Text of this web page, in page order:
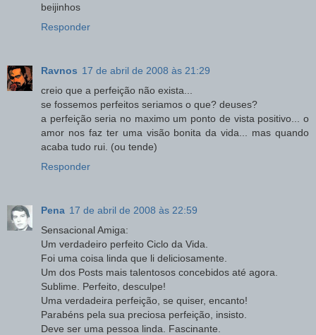
beijinhos
Responder
Ravnos 17 de abril de 2008 às 21:29
creio que a perfeição não exista...
se fossemos perfeitos seriamos o que? deuses?
a perfeição seria no maximo um ponto de vista positivo... o
amor nos faz ter uma visão bonita da vida... mas quando
acaba tudo rui. (ou tende)
Responder
Pena 17 de abril de 2008 às 22:59
Sensacional Amiga:
Um verdadeiro perfeito Ciclo da Vida.
Foi uma coisa linda que li deliciosamente.
Um dos Posts mais talentosos concebidos até agora.
Sublime. Perfeito, desculpe!
Uma verdadeira perfeição, se quiser, encanto!
Parabéns pela sua preciosa perfeição, insisto.
Deve ser uma pessoa linda. Fascinante.